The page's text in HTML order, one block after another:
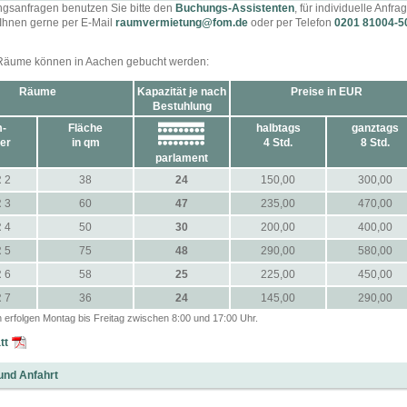
benutzen Sie bitte den Buchungs-Assistenten, für individuelle
gerne per E-Mail raumvermietung@fom.de oder per Telefon 0201 81004-
können in Aachen gebucht werden:
Räume
Kapazität je nach
Bestuhlung
Preise in EUR
Fläche
in qm
parlament
halbtags
4 Std.
ganztags
8 Std.
2 38 24 150,00
300,00
3
60 47 235,00
470,00
4
50 30 200,00
400,00
5
75 48 290,00
580,00
6
58 25 225,00
450,00
7
36 24 145,00 290,00
erfolgen Montag bis Freitag zwischen 8:00 und 17:00 Uhr.
Anfahrt
für Oekonomie
gemeinnützige GmbH
Aachen
25-27
Verkehrsmitteln
in der Dennewartstraße befindet sich dann direkt um die Ecke.